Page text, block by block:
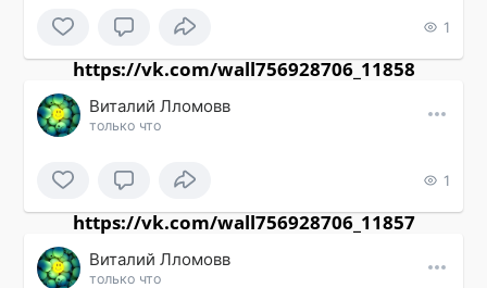
1
https://vk.com/wall756928706_11858
Виталий Лломовв
только что
1
https://vk.com/wall756928706_11857
Виталий Лломовв
только что